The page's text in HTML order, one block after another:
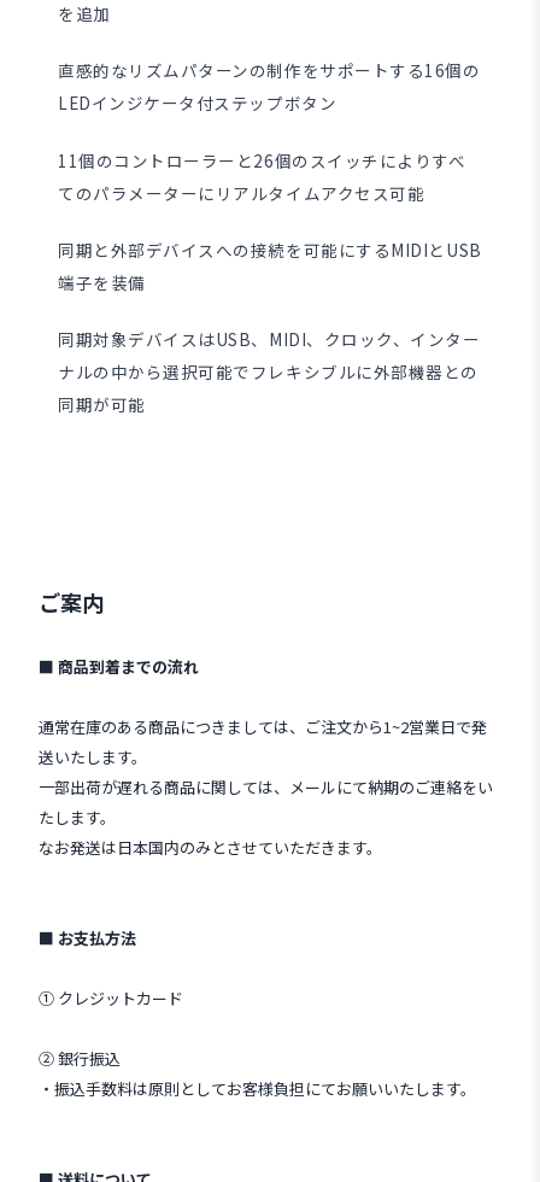
を追加
直感的なリズムパターンの制作をサポートする16個の
LEDインジケータ付ステップボタン
11個のコントローラーと26個のスイッチによりすべ
てのパラメーターにリアルタイムアクセス可能
同期と外部デバイスへの接続を可能にするMIDIとUSB
端子を装備
同期対象デバイスはUSB、MIDI、クロック、インター
ナルの中から選択可能でフレキシブルに外部機器との
同期が可能
ご案内
■ 商品到着までの流れ
通常在庫のある商品につきましては、ご注文から1~2営業日で発
送いたします。
一部出荷が遅れる商品に関しては、メールにて納期のご連絡をい
たします。
なお発送は日本国内のみとさせていただきます。
■ お支払方法
① クレジットカード
② 銀行振込
・振込手数料は原則としてお客様負担にてお願いいたします。